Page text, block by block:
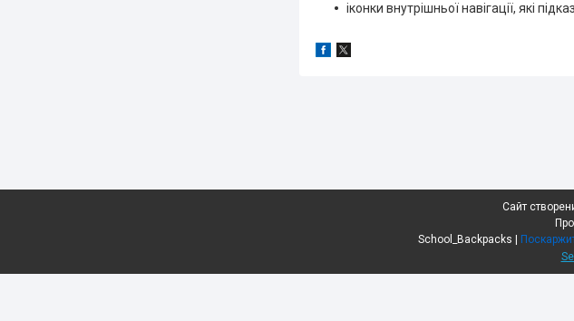
іконки внутрішньої навігації, які
Сайт